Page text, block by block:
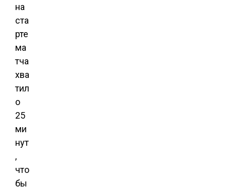
на
ста
рте
ма
тча
хва
тил
о
25
ми
нут
,
что
бы